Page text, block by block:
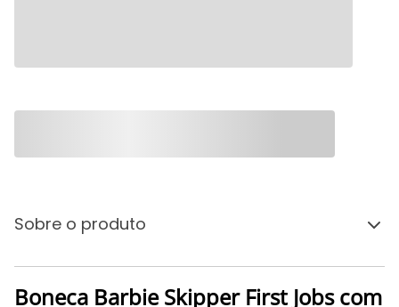
Sobre o produto
Boneca Barbie Skipper First Jobs com